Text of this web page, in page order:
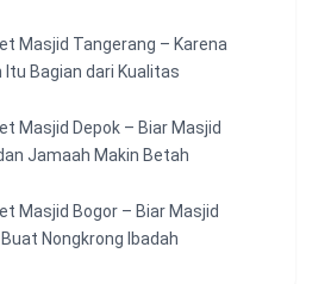
Masjid Tangerang – Karena
Itu Bagian dari Kualitas
Masjid Depok – Biar Masjid
Jamaah Makin Betah
Masjid Bogor – Biar Masjid
Nongkrong Ibadah